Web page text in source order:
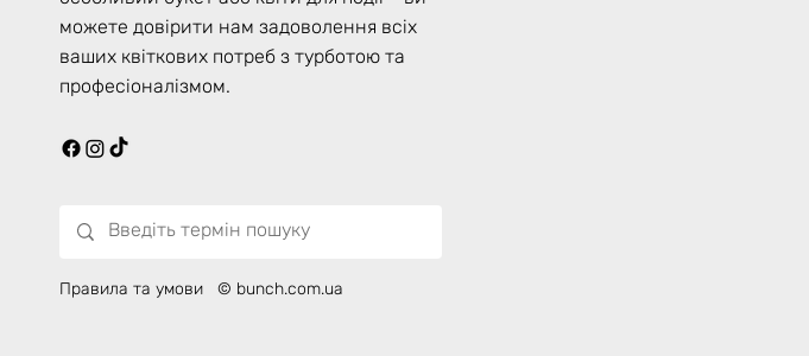
можете довірити нам задоволення всіх
ваших квіткових потреб з турботою та
професіоналізмом.
Правила та умови © bunch.com.ua